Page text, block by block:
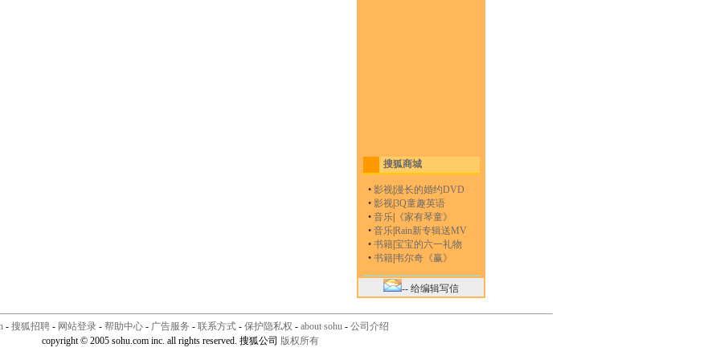
搜狐商城
• 影视漫长的婚约DVD
• 影视3Q童趣英语
• 音乐
《家有琴童》
• 音乐Rain新专辑送MV
• 书籍宝宝的六一礼物
• 书籍韦尔奇《赢》
-- 给编辑写信
- 搜狐招聘 - 网站登录 - 帮助中心 - 广告服务 - 联系方式 - 保护隐私权 - about sohu - 公司介绍
copyright © 2005 sohu.com inc. all rights reserved. 搜狐公司 版权所有